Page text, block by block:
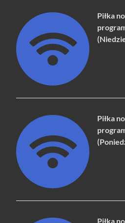
Piłka
Piłka
Piłka